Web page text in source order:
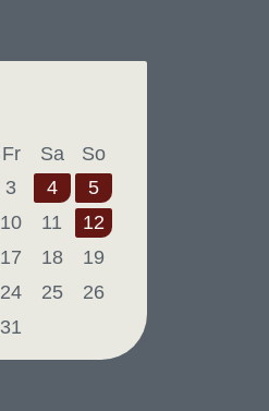
Fr Sa
So
3 4
5
10 11
12
17 18
19
24 25
26
31